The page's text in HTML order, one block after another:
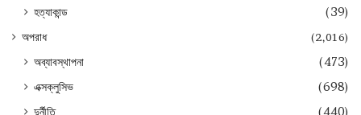
হত্যাকান্ড
(39)
অপরাধ (2,016)
অব্যাবস্থাপনা
(473)
এক্সক্লুসিভ
(698)
দুর্নীতি
(440)